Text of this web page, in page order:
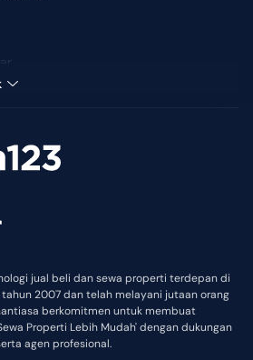
jual beli dan sewa properti terdepan di
2007 dan telah melayani jutaan orang
berkomitmen untuk membuat
Properti Lebih Mudah' dengan dukungan
agen profesional.